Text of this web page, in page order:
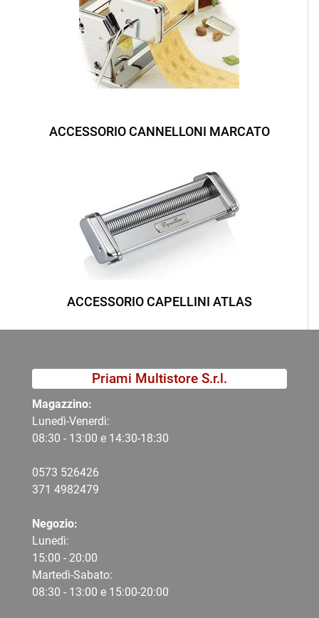
ACCESSORIO CANNELLONI MARCATO
ACCESSORIO CAPELLINI ATLAS
Priami Multistore S.r.l.
Magazzino:
Lunedì-Venerdì:
08:30 - 13:00 e 14:30-18:30
0573 526426
371 4982479
Negozio:
Lunedì:
15:00 - 20:00
Martedì-Sabato:
08:30 - 13:00 e 15:00-20:00